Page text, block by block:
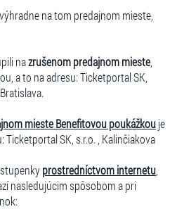
na tom predajnom mieste,
nazrušenom predajnom mieste,
a to na adresu: Ticketportal SK,
mieste Benefitovou poukážkouje
SK, s.r.o. , Kalinčiakova
prostredníctvom internetu
nasledujúcim spôsobom a pri